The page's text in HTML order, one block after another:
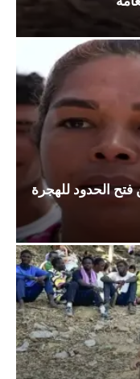
فتح الحدود للهجرة